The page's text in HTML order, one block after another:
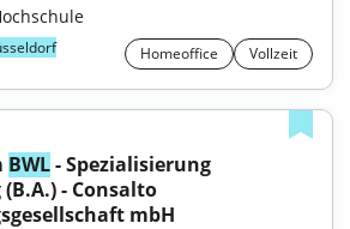
Homeoffice Vollzeit
BWL - Spezialisierung
- Consalto
mbH